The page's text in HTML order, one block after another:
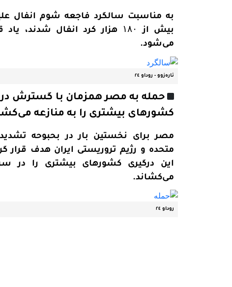
به مناسبت سالگرد فاجعه شوم انفال
بیش از ۱۸۰ هزار کرد انفال شدند،
می‌شود.
ئاره‌زوو - روداو ٢٤
حمله به مصر همزمان با گسترش
کشورهای بیشتری را به منازعه
مصر برای نخستین بار در بحبوحه
متحده و رژیم تروریستی ایران هدف قرار
این درگیری کشورهای بیشتری را در
می‌کشاند.
روداو ٢٤